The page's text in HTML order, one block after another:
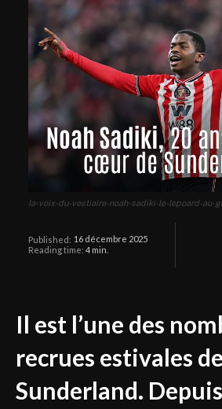
la-voix-du-vestiaire-noah-sadiki-le-lepoard-au-
Published: 16 décembre 2025
Reading time: 4 min.
Il est l’une des
recrues estivales de
Sunderland.